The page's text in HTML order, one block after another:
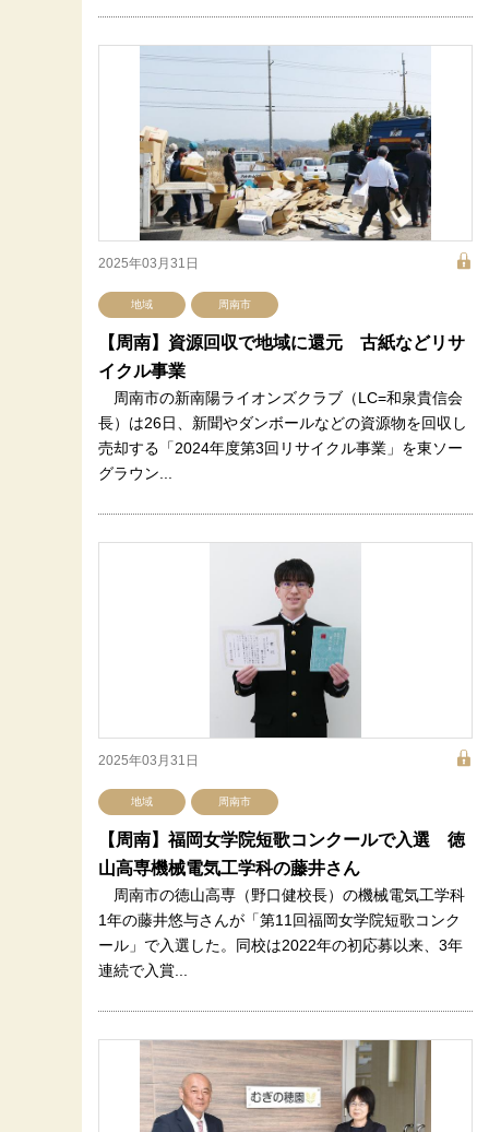
2025年03月31日
地域 周南市
【周南】資源回収で地域に還元 古紙などリサ
イクル事業
周南市の新南陽ライオンズクラブ（LC=和泉貴信会
長）は26日、新聞やダンボールなどの資源物を回収し
売却する「2024年度第3回リサイクル事業」を東ソー
グラウン...
2025年03月31日
地域 周南市
【周南】福岡女学院短歌コンクールで入選 徳
山高専機械電気工学科の藤井さん
周南市の徳山高専（野口健校長）の機械電気工学科
1年の藤井悠与さんが「第11回福岡女学院短歌コンク
ール」で入選した。同校は2022年の初応募以来、3年
連続で入賞...